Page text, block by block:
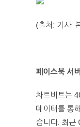
(출처: 기사
페이스북 서
차트비트는
데이터를 통
습니다. 최근